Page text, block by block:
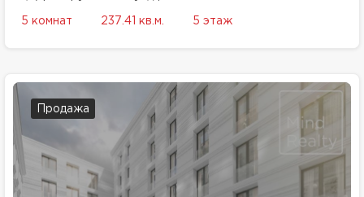
5 комнат 237.41 кв.м. 5 этаж
Продажа